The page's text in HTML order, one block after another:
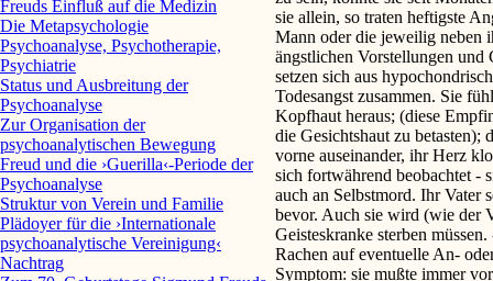
sie allein, so traten heftigste
Mann oder die jeweilig neben
ängstlichen Vorstellungen und
setzen sich aus
Todesangst zusammen. Sie
Kopfhaut heraus; (diese
die Gesichtshaut zu
vorne auseinander, ihr Herz
sich fortwährend beobachtet -
auch an Selbstmord. Ihr Vater
bevor. Auch sie wird (wie der
Geisteskranke sterben
Rachen auf eventuelle An-
Symptom: sie mußte immer
Freuds Einfluß auf die Medizin
Die Metapsychologie
Psychoanalyse, Psychotherapie,
Psychiatrie
Status und Ausbreitung der
Psychoanalyse
Zur Organisation der
psychoanalytischen Bewegung
Freud und die ›Guerilla‹-Periode der
Psychoanalyse
Struktur von Verein und Familie
Plädoyer für die ›Internationale
psychoanalytische Vereinigung‹
Nachtrag